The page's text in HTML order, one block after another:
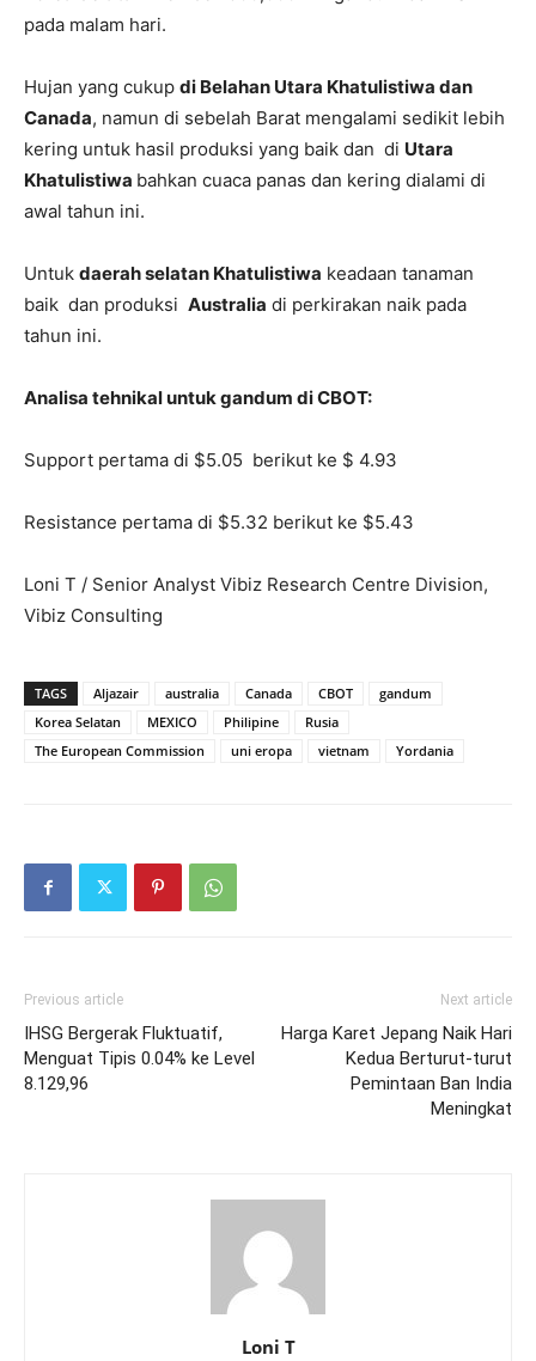
pada malam hari.
Hujan yang cukup di Belahan Utara Khatulistiwa dan
Canada, namun di sebelah Barat mengalami sedikit lebih
kering untuk hasil produksi yang baik dan di Utara
Khatulistiwa bahkan cuaca panas dan kering dialami di
awal tahun ini.
Untuk daerah selatan Khatulistiwa keadaan tanaman
baik dan produksi Australia di perkirakan naik pada
tahun ini.
Analisa tehnikal untuk gandum di CBOT:
Support pertama di $5.05 berikut ke $ 4.93
Resistance pertama di $5.32 berikut ke $5.43
Loni T / Senior Analyst Vibiz Research Centre Division,
Vibiz Consulting
TAGS Aljazair australia Canada CBOT
gandum
Korea Selatan
MEXICO Philipine
Rusia
The European Commission
uni eropa vietnam Yordania
Previous article
IHSG Bergerak Fluktuatif,
Menguat Tipis 0.04% ke Level
8.129,96
Next article
Harga Karet Jepang Naik Hari
Kedua Berturut-turut
Pemintaan Ban India
Meningkat
Loni T